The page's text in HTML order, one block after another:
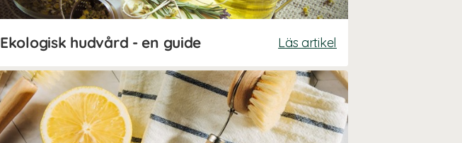
Ekologisk hudvård - en guide Läs artikel